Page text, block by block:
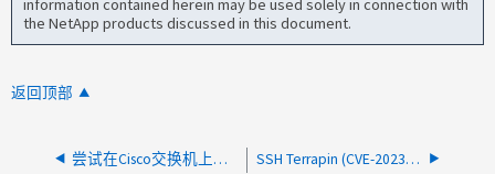
information contained herein may be used solely in connection with
the NetApp products discussed in this document.
返回顶部
尝试在Cisco交换机上安装NX-OS 10.3 (1) F或更高版本时、返回代码0x404537 SSH Terrapin (CVE-2023-48795) 漏洞在 Cisco 9336C-FX2 交换机上